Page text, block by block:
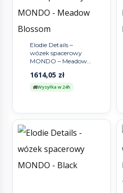
Elodie Details –
wózek spacerowy
MONDO – Meadow
1614,05 zł
Wysyłka w 24h